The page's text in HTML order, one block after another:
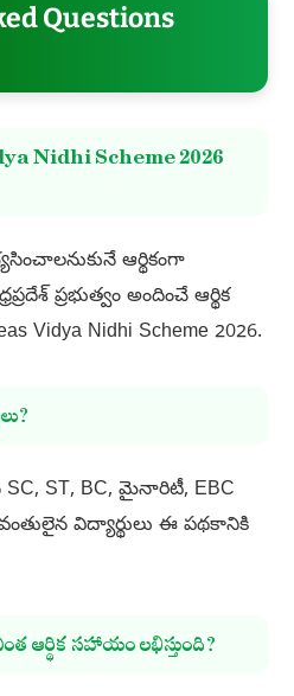
Questions
Nidhi Scheme 2026
ఆర్థికంగా
ప్రభుత్వం అందించే ఆర్థిక
Vidya Nidhi Scheme 2026.
ST, BC, మైనారిటీ, EBC
విద్యార్థులు ఈ పథకానికి
ఆర్థిక సహాయం లభిస్తుంది?